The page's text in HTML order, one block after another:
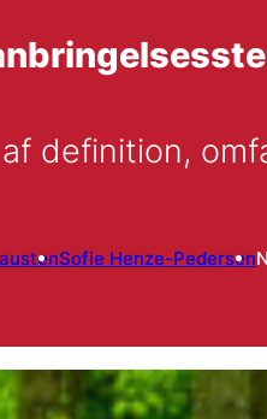
definition,
Sofie Henze-Pedersen